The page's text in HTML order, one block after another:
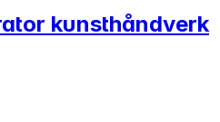
kunsthåndverk